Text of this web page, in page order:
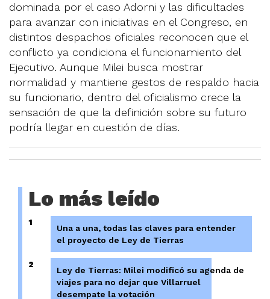
dominada por el caso Adorni y las dificultades
para avanzar con iniciativas en el Congreso, en
distintos despachos oficiales reconocen que el
conflicto ya condiciona el funcionamiento del
Ejecutivo. Aunque Milei busca mostrar
normalidad y mantiene gestos de respaldo hacia
su funcionario, dentro del oficialismo crece la
sensación de que la definición sobre su futuro
podría llegar en cuestión de días.
Lo más leído
1
Una a una, todas las claves para entender
el proyecto de Ley de Tierras
2
Ley de Tierras: Milei modificó su agenda de
viajes para no dejar que Villarruel
desempate la votación